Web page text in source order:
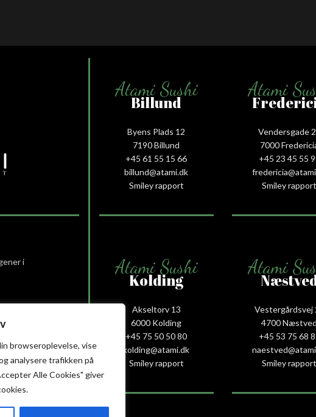
browseroplevelse, vise
analysere trafikken på
Alle Cookies" giver
i
Atami Sushi
Billund
Byens Plads 12
7190 Billund
+45 61 55 15 66‬
billund@atami.dk
Smiley rapport
Atami
Vendersgade
7000
+45 23 45 55
Smiley rapport
Atami Sushi
Kolding
Akseltorv 13
6000 Kolding
+45 75 50 50 80
kolding@atami.dk
Smiley rapport
Atami
Vestergårdsvej
4700 Næstved
+45 53 75 68
Smiley rapport